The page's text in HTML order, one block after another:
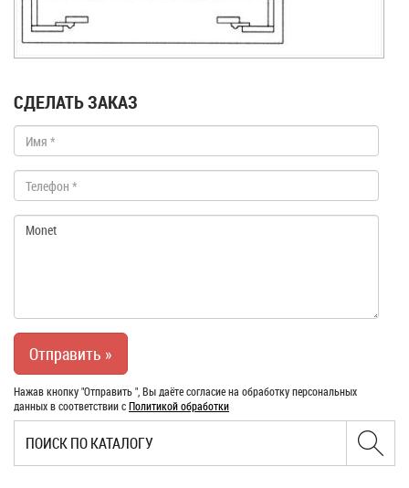
СДЕЛАТЬ ЗАКАЗ
Нажав кнопку "Отправить ", Вы даёте согласие на обработку персональных
данных в соответствии сПолитикой обработки